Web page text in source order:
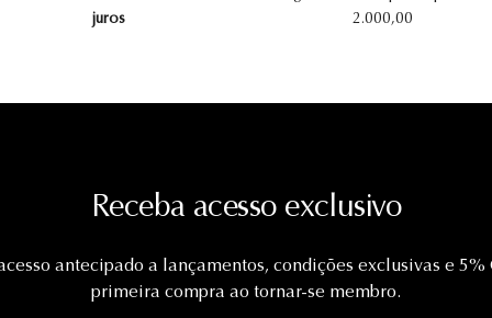
juros
2.000,00
Receba acesso exclusivo
antecipado a lançamentos, condições exclusivas e 5%
primeira compra ao tornar-se membro.